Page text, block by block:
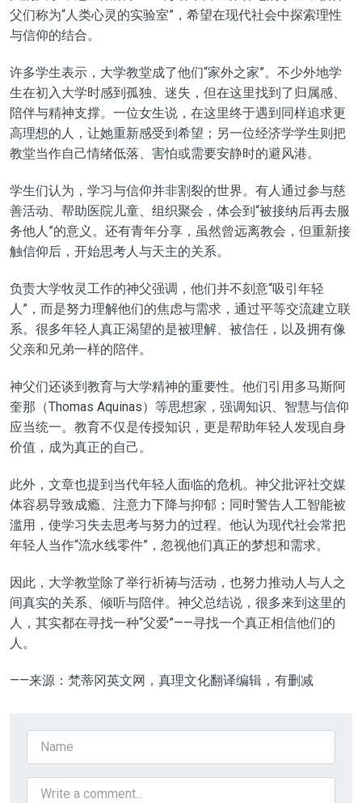
父们称为“人类心灵的实验室”，希望在现代社会中探索理性
与信仰的结合。
许多学生表示，大学教堂成了他们“家外之家”。不少外地学
生在初入大学时感到孤独、迷失，但在这里找到了归属感、
陪伴与精神支撑。一位女生说，在这里终于遇到同样追求更
高理想的人，让她重新感受到希望；另一位经济学学生则把
教堂当作自己情绪低落、害怕或需要安静时的避风港。
学生们认为，学习与信仰并非割裂的世界。有人通过参与慈
善活动、帮助医院儿童、组织聚会，体会到“被接纳后再去服
务他人”的意义。还有青年分享，虽然曾远离教会，但重新接
触信仰后，开始思考人与天主的关系。
负责大学牧灵工作的神父强调，他们并不刻意“吸引年轻
人”，而是努力理解他们的焦虑与需求，通过平等交流建立联
系。很多年轻人真正渴望的是被理解、被信任，以及拥有像
父亲和兄弟一样的陪伴。
神父们还谈到教育与大学精神的重要性。他们引用多马斯阿
奎那（Thomas Aquinas）等思想家，强调知识、智慧与信仰
应当统一。教育不仅是传授知识，更是帮助年轻人发现自身
价值，成为真正的自己。
此外，文章也提到当代年轻人面临的危机。神父批评社交媒
体容易导致成瘾、注意力下降与抑郁；同时警告人工智能被
滥用，使学习失去思考与努力的过程。他认为现代社会常把
年轻人当作“流水线零件”，忽视他们真正的梦想和需求。
因此，大学教堂除了举行祈祷与活动，也努力推动人与人之
间真实的关系、倾听与陪伴。神父总结说，很多来到这里的
人，其实都在寻找一种“父爱”——寻找一个真正相信他们的
人。
——来源：梵蒂冈英文网，真理文化翻译编辑，有删减